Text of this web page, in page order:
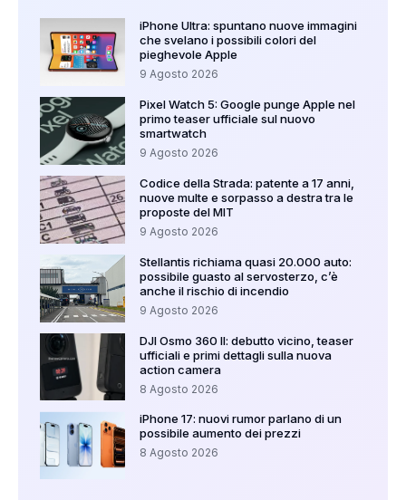
iPhone Ultra: spuntano nuove immagini
che svelano i possibili colori del
pieghevole Apple
9 Agosto 2026
Pixel Watch 5: Google punge Apple nel
primo teaser ufficiale sul nuovo
smartwatch
9 Agosto 2026
Codice della Strada: patente a 17 anni,
nuove multe e sorpasso a destra tra le
proposte del MIT
9 Agosto 2026
Stellantis richiama quasi 20.000 auto:
possibile guasto al servosterzo, c’è
anche il rischio di incendio
9 Agosto 2026
DJI Osmo 360 II: debutto vicino, teaser
ufficiali e primi dettagli sulla nuova
action camera
8 Agosto 2026
iPhone 17: nuovi rumor parlano di un
possibile aumento dei prezzi
8 Agosto 2026